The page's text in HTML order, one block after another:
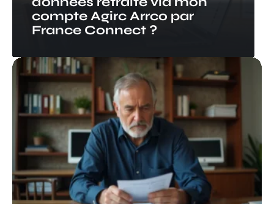
compte Agirc Arrco par
France Connect ?